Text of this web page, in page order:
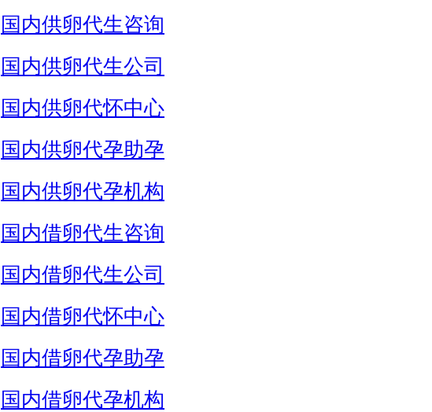
国内供卵代生咨询
国内供卵代生公司
国内供卵代怀中心
国内供卵代孕助孕
国内供卵代孕机构
国内借卵代生咨询
国内借卵代生公司
国内借卵代怀中心
国内借卵代孕助孕
国内借卵代孕机构